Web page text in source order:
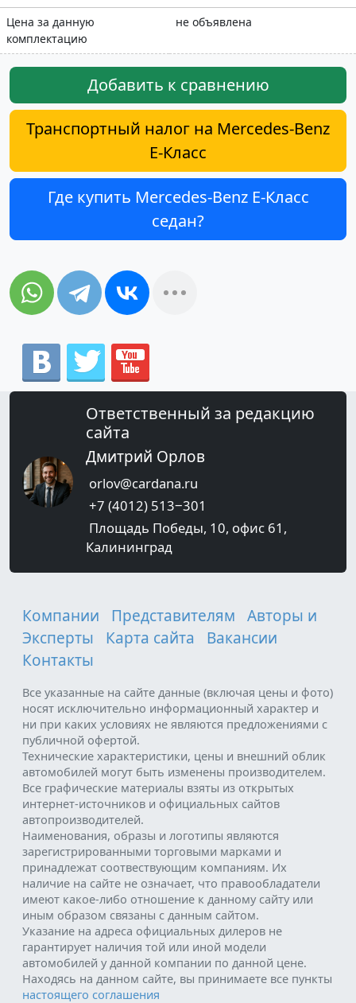
Цена за данную
комплектацию
не объявлена
Добавить к сравнению
Транспортный налог на Mercedes-Benz
E-Класс
Где купить Mercedes-Benz E-Класс
седан?
Ответственный за редакцию
сайта
Дмитрий Орлов
orlov@cardana.ru
+7 (4012) 513‒301
Площадь Победы, 10, офис 61,
Калининград
Компании Представителям
Авторы и
Эксперты
Карта сайта
Вакансии
Контакты
Все указанные на сайте данные (включая цены и фото)
носят исключительно информационный характер и
ни при каких условиях не являются предложениями с
публичной офертой.
Технические характеристики, цены и внешний облик
автомобилей могут быть изменены производителем.
Все графические материалы взяты из открытых
интернет-источников и официальных сайтов
автопроизводителей.
Наименования, образы и логотипы являются
зарегистрированными торговыми марками и
принадлежат соотвествующим компаниям. Их
наличие на сайте не означает, что правообладатели
имеют какое-либо отношение к данному сайту или
иным образом связаны с данным сайтом.
Указание на адреса официальных дилеров не
гарантирует наличия той или иной модели
автомобилей у данной компании по данной цене.
Находясь на данном сайте, вы принимаете все пункты
настоящего соглашения